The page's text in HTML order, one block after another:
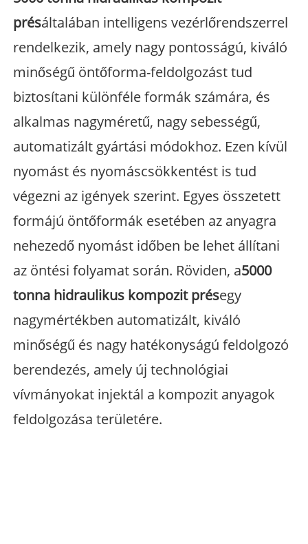
présáltalában intelligens vezérlőrendszerrel
rendelkezik, amely nagy pontosságú, kiváló
minőségű öntőforma-feldolgozást tud
biztosítani különféle formák számára, és
alkalmas nagyméretű, nagy sebességű,
automatizált gyártási módokhoz. Ezen kívül
nyomást és nyomáscsökkentést is tud
végezni az igények szerint. Egyes összetett
formájú öntőformák esetében az anyagra
nehezedő nyomást időben be lehet állítani
az öntési folyamat során. Röviden, a5000
tonna hidraulikus kompozit présegy
nagymértékben automatizált, kiváló
minőségű és nagy hatékonyságú feldolgozó
berendezés, amely új technológiai
vívmányokat injektál a kompozit anyagok
feldolgozása területére.